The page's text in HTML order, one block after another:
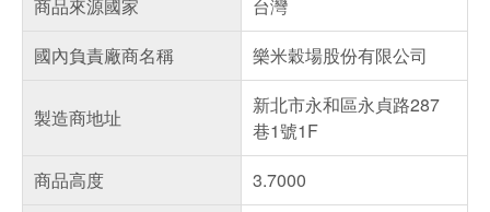
商品來源國家
台灣
國內負責廠商名稱
樂米穀場股份有限公司
製造商地址
新北市永和區永貞路287
巷1號1F
商品高度
3.7000